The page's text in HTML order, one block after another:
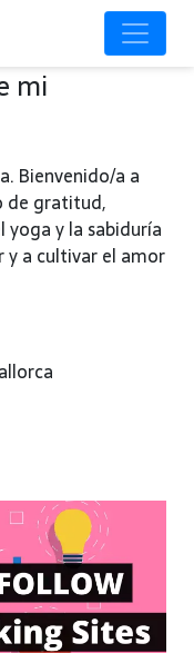
mi
Bienvenido/a a
de gratitud,
yoga y la sabiduría
y a cultivar el amor